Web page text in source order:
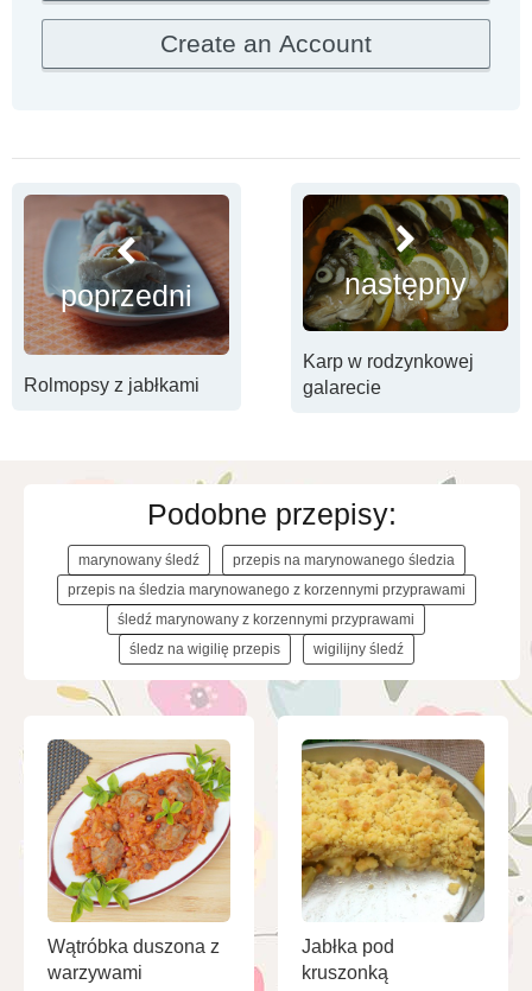
poprzedni
Rolmopsy z jabłkami
następny
Karp w rodzynkowej
galarecie
Podobne przepisy:
marynowany śledź
przepis na marynowanego śledzia
przepis na śledzia marynowanego z korzennymi przyprawami
śledź marynowany z korzennymi przyprawami
śledz na wigilię przepis
wigilijny śledź
Wątróbka duszona z
warzywami
Jabłka pod
kruszonką